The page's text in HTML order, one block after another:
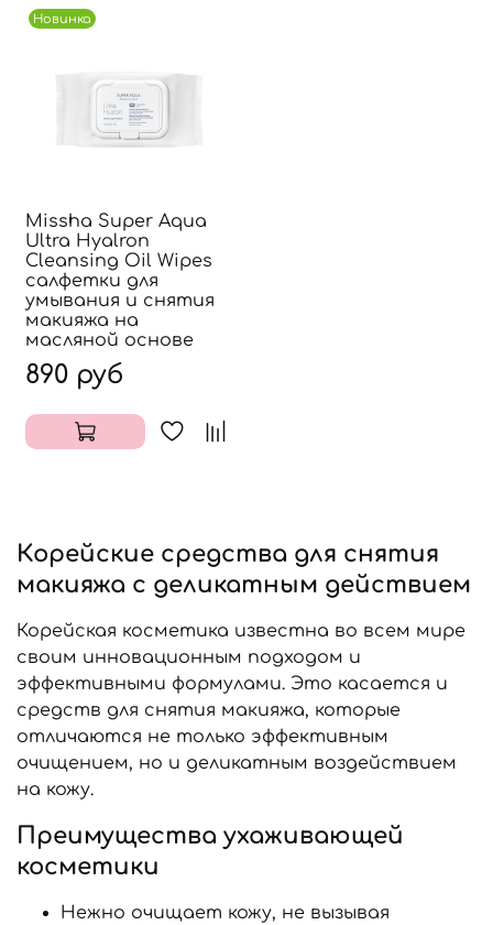
Новинка
Missha Super Aqua
Ultra Hyalron
Cleansing Oil Wipes
салфетки для
умывания и снятия
макияжа на
масляной основе
890 руб
Корейские средства для снятия
макияжа с деликатным действием
Корейская косметика известна во всем мире
своим инновационным подходом и
эффективными формулами. Это касается и
средств для снятия макияжа, которые
отличаются не только эффективным
очищением, но и деликатным воздействием
на кожу.
Преимущества ухаживающей
косметики
Нежно очищает кожу, не вызывая